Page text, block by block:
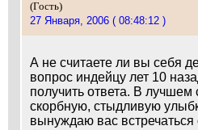
(Гость)
27 Января, 2006 ( 08:48:12 )
А не считаете ли вы себя
вопрос индейцу лет 10
получить ответа. В
скорбную, стыдливую
вынуждаю вас встречаться